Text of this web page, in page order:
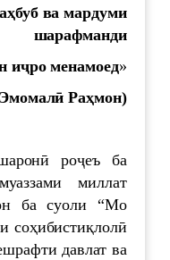
ҳбуб ва мардуми
шарафманди
иҷро менамоед»
ӣ Раҳмон)
роҷеъ ба
миллат
ба суоли “Мо
соҳибистиқлолӣ
давлат ва